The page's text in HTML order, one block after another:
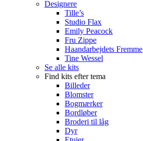
Designere
Tille’s
Studio Flax
Emily Peacock
Fru Zippe
Haandarbejdets Fremme
Tine Wessel
Se alle kits
Find kits efter tema
Billeder
Blomster
Bogmærker
Bordløber
Broderi til låg
Dyr